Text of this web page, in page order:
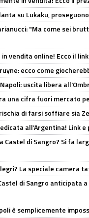
su Lukaku,
"Ma come sei
vendita online! Ecco il
ecco come
uscita libera
una cifra fuori mercato
di farsi soffiare sia
all'Argentina! Link
Castel di Sangro? Si fa
La speciale camera
di Sangro anticipata
è semplicemente